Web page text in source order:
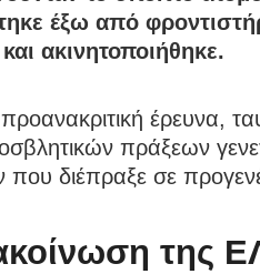
έξω από
ακινητοποιήθηκε.
έρευνα,
πράξεων
που διέπραξε σε
της